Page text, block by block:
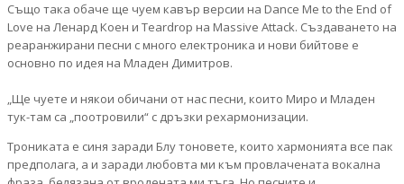
Също така обаче ще чуем кавър версии на Dance Me to the End of
Love на Ленард Коен и Teardrop на Massive Attack. Създаването на
реаранжирани песни с много електроника и нови бийтове е
основно по идея на Младен Димитров.
„Ще чуете и някои обичани от нас песни, които Миро и Младен
тук-там са „поотровили“ с дръзки рехармонизации.
Трониката е синя заради Блу тоновете, които хармонията все пак
предполага, а и заради любовта ми към провлачената вокална